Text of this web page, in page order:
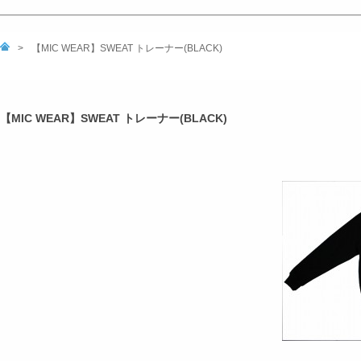
> 【MIC WEAR】SWEAT トレーナー(BLACK)
【MIC WEAR】SWEAT トレーナー(BLACK)